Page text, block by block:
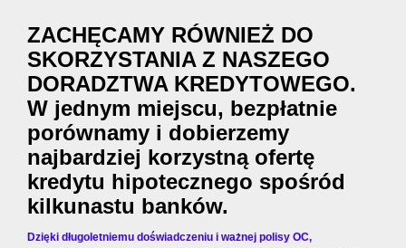
ZACHĘCAMY RÓWNIEŻ DO
SKORZYSTANIA Z NASZEGO
DORADZTWA KREDYTOWEGO.
W jednym miejscu, bezpłatnie
porównamy i dobierzemy
najbardziej korzystną ofertę
kredytu hipotecznego spośród
kilkunastu banków.
Dzięki długoletniemu doświadczeniu i ważnej polisy OC,